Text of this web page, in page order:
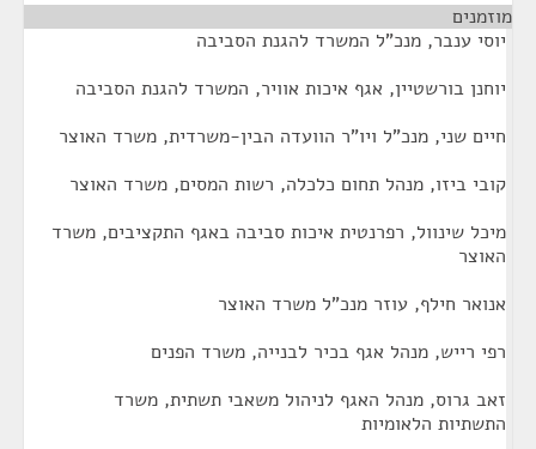
מוזמנים
יוסי ענבר, מנכ"ל המשרד להגנת הסביבה
יוחנן בורשטיין, אגף איכות אוויר, המשרד להגנת הסביבה
חיים שני, מנכ"ל ויו"ר הוועדה הבין-משרדית, משרד האוצר
קובי ביזו, מנהל תחום כלכלה, רשות המסים, משרד האוצר
מיכל שינוול, רפרנטית איכות סביבה באגף התקציבים, משרד
האוצר
אנואר חילף, עוזר מנכ"ל משרד האוצר
רפי רייש, מנהל אגף בכיר לבנייה, משרד הפנים
זאב גרוס, מנהל האגף לניהול משאבי תשתית, משרד
התשתיות הלאומיות